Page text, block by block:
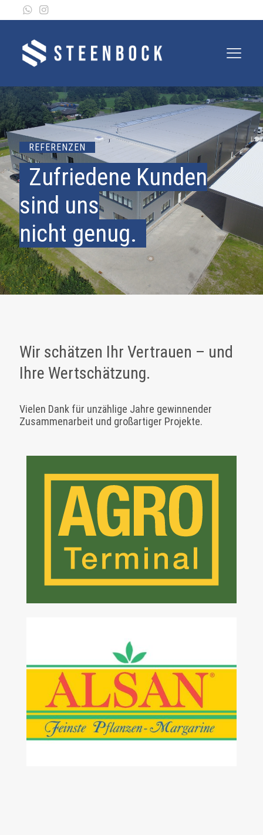
REFERENZEN
Zufriedene Kunden
sind uns
nicht genug.
Wir schätzen Ihr Vertrauen – und
Ihre Wertschätzung.
Vielen Dank für unzählige Jahre gewinnender
Zusammenarbeit und großartiger Projekte.